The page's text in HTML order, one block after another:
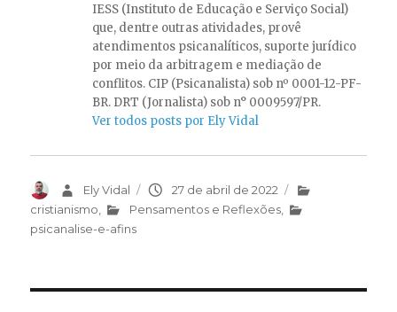
IESS (Instituto de Educação e Serviço Social)
que, dentre outras atividades, provê
atendimentos psicanalíticos, suporte jurídico
por meio da arbitragem e mediação de
conflitos. CIP (Psicanalista) sob nº 0001-12-PF-
BR. DRT (Jornalista) sob n° 0009597/PR.
Ver todos posts por Ely Vidal
AutorEly Vidal
Publicado
em
27 de abril de 2022
Categorias
cristianismo
Pensamentos e Reflexões
psicanalise-e-afins